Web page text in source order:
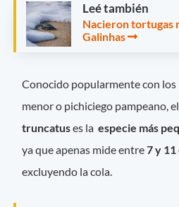
Leé también
Nacieron tortugas
Galinhas
Conocido popularmente con
menor o pichiciego pampeano,
truncatuses laespecie más
ya que apenas mide entre7 y
excluyendo la cola.